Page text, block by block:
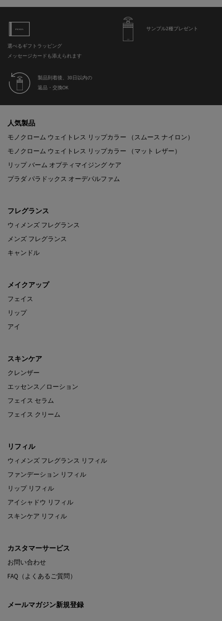
選べるギフトラッピング
メッセージカードも添えられます
サンプル2種プレゼント
製品到着後、30日以内の
返品・交換OK
人気製品
モノクローム ウェイトレス リップカラー （スムース ナイロン）
モノクローム ウェイトレス リップカラー （マット レザー）
リップ バーム オプティマイジング ケア
プラダ パラドックス オーデパルファム
フレグランス
ウィメンズ フレグランス
メンズ フレグランス
キャンドル
メイクアップ
フェイス
リップ
アイ
スキンケア
クレンザー
エッセンス／ローション
フェイス セラム
フェイス クリーム
リフィル
ウィメンズ フレグランス リフィル
ファンデーション リフィル
リップ リフィル
アイシャドウ リフィル
スキンケア リフィル
カスタマーサービス
お問い合わせ
FAQ（よくあるご質問）
メールマガジン新規登録